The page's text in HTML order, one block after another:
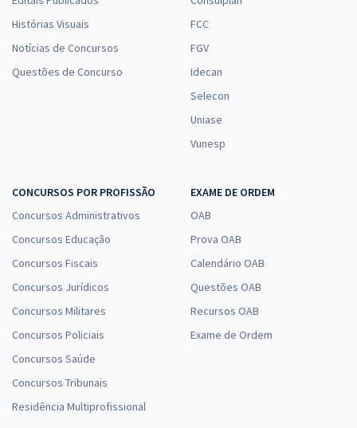
Histórias Visuais
Notícias de Concursos
Questões de Concurso
FCC
FGV
Idecan
Selecon
Uniase
Vunesp
CONCURSOS POR PROFISSÃO
Concursos Administrativos
Concursos Educação
Concursos Fiscais
Concursos Jurídicos
Concursos Militares
Concursos Policiais
Concursos Saúde
Concursos Tribunais
Residência Multiprofissional
EXAME DE ORDEM
OAB
Prova OAB
Calendário OAB
Questões OAB
Recursos OAB
Exame de Ordem